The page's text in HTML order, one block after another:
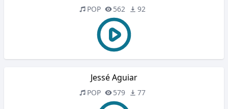
POP 562 92
Jessé Aguiar
POP 579 77